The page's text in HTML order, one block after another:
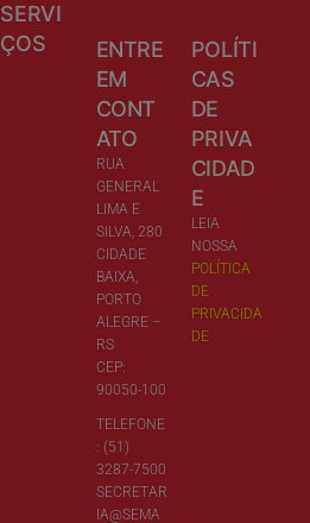
SERVI
ÇOS
ENTRE
EM
CONT
ATO
RUA
GENERAL
LIMA E
SILVA, 280
CIDADE
BAIXA,
PORTO
ALEGRE –
RS
CEP:
90050-100
TELEFONE
: (51)
3287-7500
SECRETAR
IA@SEMA
POLÍTI
CAS
DE
PRIVA
CIDAD
E
LEIA
NOSSA
POLÍTICA
DE
PRIVACIDA
DE